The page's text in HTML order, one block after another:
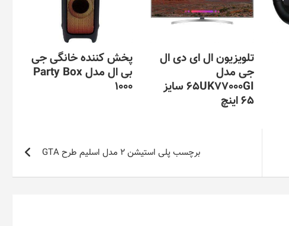
تلویزیون ال ای دی ال
جی مدل
65UK77000GI سایز
65 اینچ
پخش کننده خانگی جی
بی ال مدل Party Box
1000
برچسب پلی استیشن 2 مدل اسلیم طرح GTA